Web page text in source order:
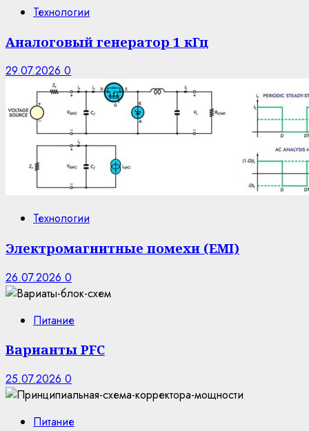
Технологии
Аналоговый генератор 1 кГц
29.07.2026 0
Технологии
Электромагнитные помехи (EMI)
26.07.2026 0
Питание
Варианты PFC
25.07.2026 0
Питание